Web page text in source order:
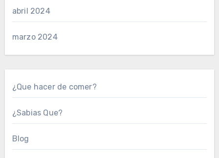
abril 2024
marzo 2024
¿Que hacer de comer?
¿Sabias Que?
Blog